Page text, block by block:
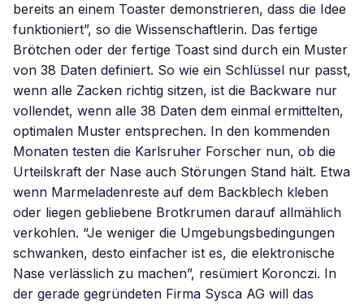
bereits an einem Toaster demonstrieren, dass die Idee
funktioniert”, so die Wissenschaftlerin. Das fertige
Brötchen oder der fertige Toast sind durch ein Muster
von 38 Daten definiert. So wie ein Schlüssel nur passt,
wenn alle Zacken richtig sitzen, ist die Backware nur
vollendet, wenn alle 38 Daten dem einmal ermittelten,
optimalen Muster entsprechen. In den kommenden
Monaten testen die Karlsruher Forscher nun, ob die
Urteilskraft der Nase auch Störungen Stand hält. Etwa
wenn Marmeladenreste auf dem Backblech kleben
oder liegen gebliebene Brotkrumen darauf allmählich
verkohlen. “Je weniger die Umgebungsbedingungen
schwanken, desto einfacher ist es, die elektronische
Nase verlässlich zu machen”, resümiert Koronczi. In
der gerade gegründeten Firma Sysca AG will das